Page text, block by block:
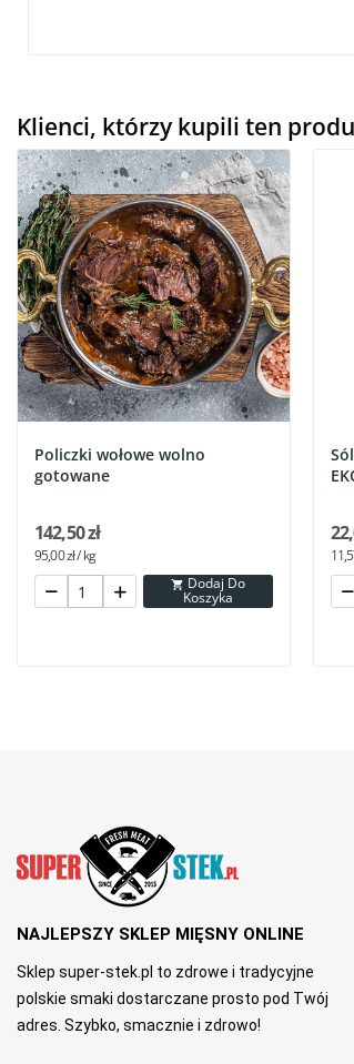
Klienci, którzy kupili ten
Policzki wołowe wolno
gotowane

Koszyka
142,50 zł
95,00 zł / kg
NAJLEPSZY SKLEP MIĘSNY ONLINE
Sklep super-stek.pl to zdrowe i tradycyjne
polskie smaki dostarczane prosto pod Twój
adres. Szybko, smacznie i zdrowo!